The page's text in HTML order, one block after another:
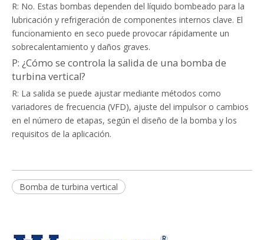
R: No. Estas bombas dependen del líquido bombeado para la
lubricación y refrigeración de componentes internos clave. El
funcionamiento en seco puede provocar rápidamente un
sobrecalentamiento y daños graves.
P: ¿Cómo se controla la salida de una bomba de
turbina vertical?
R: La salida se puede ajustar mediante métodos como
variadores de frecuencia (VFD), ajuste del impulsor o cambios
en el número de etapas, según el diseño de la bomba y los
requisitos de la aplicación.
Bomba de turbina vertical